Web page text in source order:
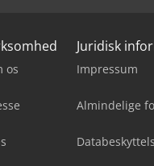
os
Juridisk
Impressum
Almindelige